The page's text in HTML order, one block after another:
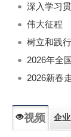
深入学习
伟大征程
树立和践
2026年全
2026新春
视频 企